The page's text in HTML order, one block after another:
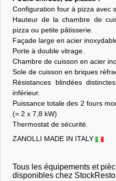
Configuration four à pizza avec
Hauteur de la chambre de
pizza ou petite pâtisserie.
Façade large en acier
Porte à double vitrage.
Chambre de cuisson en acier
Sole de cuisson en briques
Résistances blindées
inférieur.
Puissance totale des 2 fours
(= 2 x 7,8 kW)
Thermostat de sécurité.
ZANOLLI MADE IN ITALY
Tous les équipements et
disponibles chez